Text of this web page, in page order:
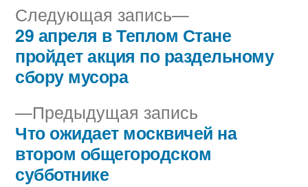
Навигация
по
записям
Предыдущая запись
запись:
Что ожидает москвичей на
втором общегородском
субботнике
Следующая запись
Следующая
запись:
29 апреля в Теплом Стане
пройдет акция по раздельному
сбору мусора